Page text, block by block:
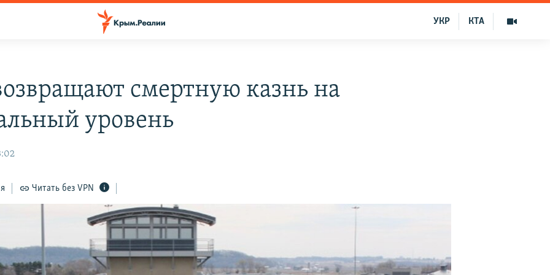
КТА
УКР
смертную казнь на
уровень
Читать без VPN